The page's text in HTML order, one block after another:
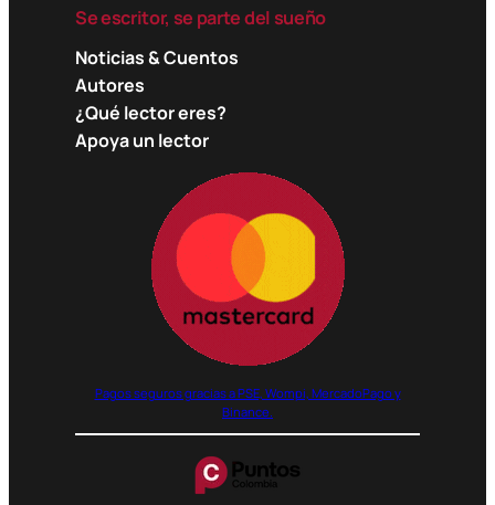
Se escritor, se parte del sueño
Noticias & Cuentos
Autores
¿Qué lector eres?
Apoya un lector
Pagos seguros gracias a PSE, Wompi, MercadoPago y
Binance.